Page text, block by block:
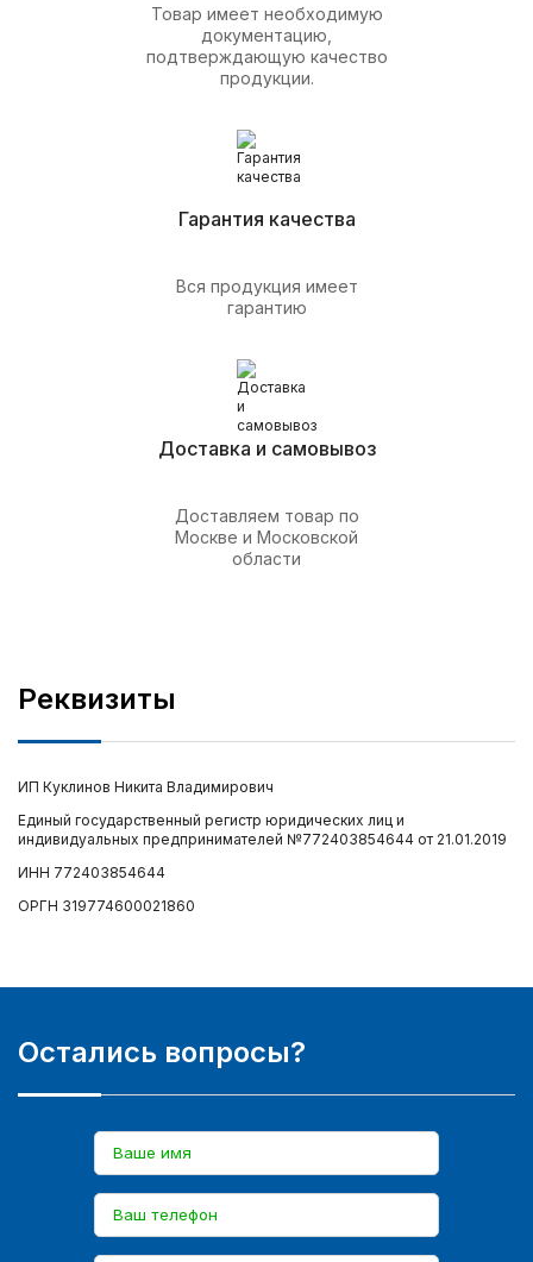
Товар имеет необходимую
документацию,
подтверждающую качество
продукции.
Гарантия качества
Вся продукция имеет
гарантию
Доставка и самовывоз
Доставляем товар по
Москве и Московской
области
Реквизиты
ИП Куклинов Никита Владимирович
Единый государственный регистр юридических лиц и
индивидуальных предпринимателей №772403854644 от 21.01.2019
ИНН 772403854644
ОРГН 319774600021860
Остались вопросы?